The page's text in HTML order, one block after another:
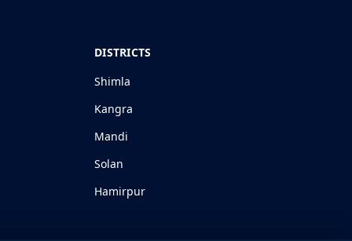
DISTRICTS
Shimla
Kangra
Mandi
Solan
Hamirpur